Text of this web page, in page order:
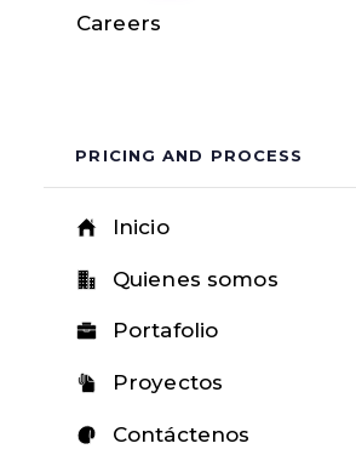
Careers
PRICING AND PROCESS
Inicio
Quienes somos
Portafolio
Proyectos
Contáctenos